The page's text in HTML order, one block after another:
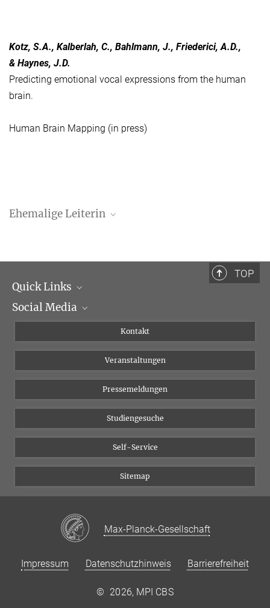
Kotz, S.A., Kalberlah, C., Bahlmann, J., Friederici, A.D.,
& Haynes, J.D.
Predicting emotional vocal expressions from the human
brain.
Human Brain Mapping (in press)
Ehemalige Leiterin
TOP
Quick Links
Institutsleitung
Social Media
Bluesky
YouTube
Kontakt
Veranstaltungen
Pressemeldungen
Studiengesuche
Self-Service
Sitemap
Max-Planck-Gesellschaft
Impressum Datenschutzhinweis Barrierefreiheit
© 2026, MPI CBS